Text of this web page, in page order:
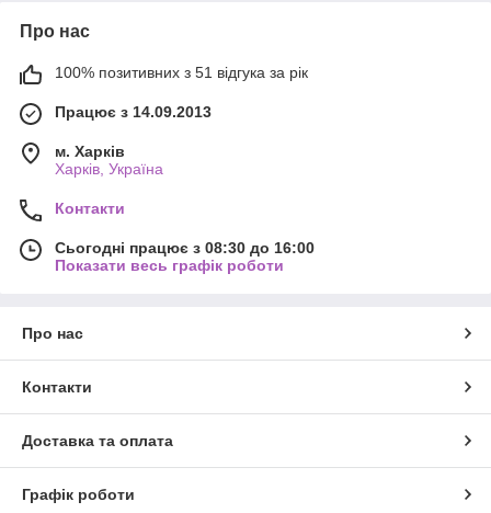
Про нас
100% позитивних з 51 відгука за рік
Працює з 14.09.2013
м. Харків
Харків, Україна
Контакти
Сьогодні працює з 08:30 до 16:00
Показати весь графік роботи
Про нас
Контакти
Доставка та оплата
Графік роботи